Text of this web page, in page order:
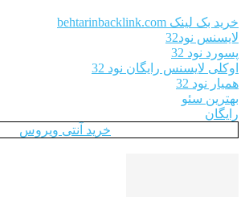
خرید بک لینک behtarinbacklink.com
لایسنس نود32
پسورد نود 32
اوکلی لایسنس رایگان نود 32
همیار نود 32
بهترین سئو
رایگان
خرید آنتی ویروس